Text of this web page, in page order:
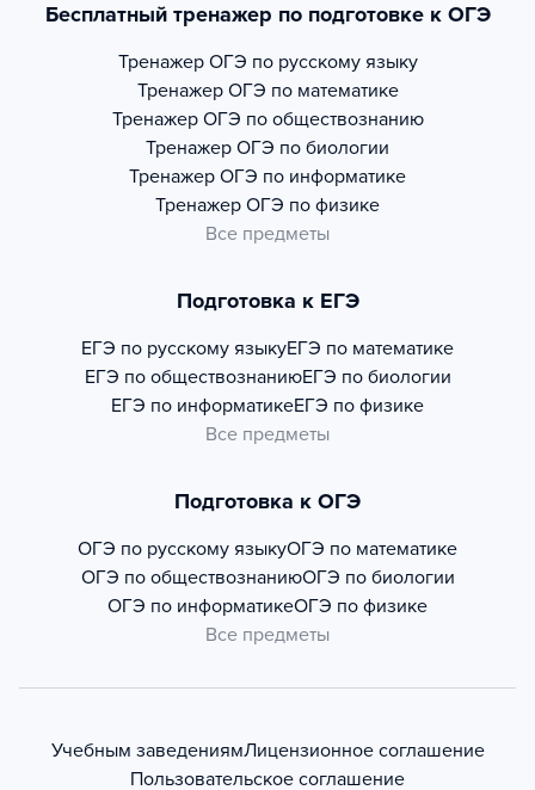
Бесплатный тренажер по подготовке к ОГЭ
Тренажер ОГЭ по русскому языку
Тренажер ОГЭ по математике
Тренажер ОГЭ по обществознанию
Тренажер ОГЭ по биологии
Тренажер ОГЭ по информатике
Тренажер ОГЭ по физике
Все предметы
Подготовка к ЕГЭ
ЕГЭ по русскому языкуЕГЭ по математике
ЕГЭ по обществознаниюЕГЭ по биологии
ЕГЭ по информатикеЕГЭ по физике
Все предметы
Подготовка к ОГЭ
ОГЭ по русскому языкуОГЭ по математике
ОГЭ по обществознаниюОГЭ по биологии
ОГЭ по информатикеОГЭ по физике
Все предметы
Учебным заведениямЛицензионное соглашение
Пользовательское соглашение